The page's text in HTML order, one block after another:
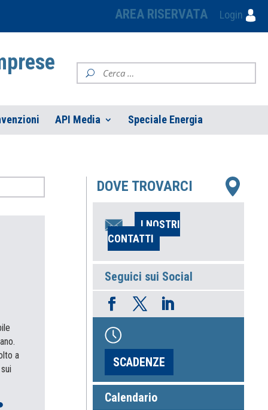
AREA RISERVATA Login
API Media Speciale Energia
a
DOVE TROVARCI
I NOSTRI
CONTATTI
Seguici sui Social
SCADENZE
Calendario